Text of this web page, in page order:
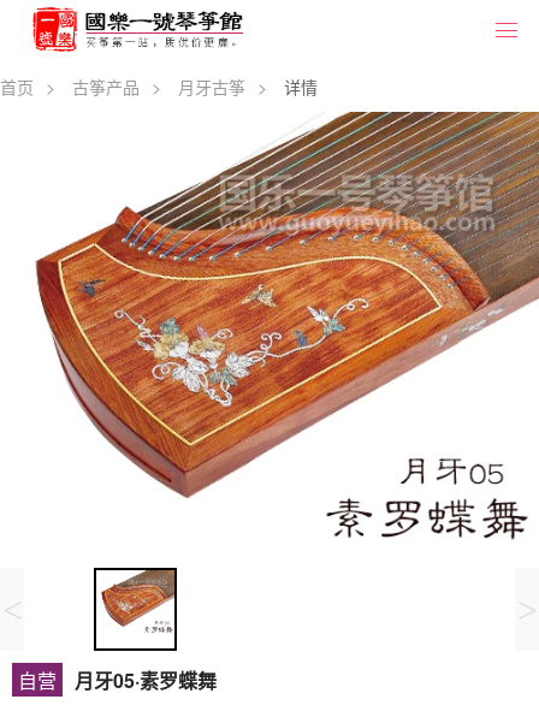
首页 > 古筝产品 > 月牙古筝 > 详情
< >
自营 月牙05·素罗蝶舞